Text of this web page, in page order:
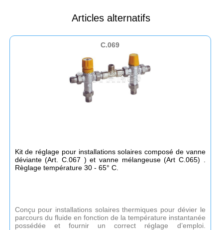
Articles alternatifs
C.069
Kit de réglage pour installations solaires composé de vanne
déviante (Art. C.067 ) et vanne mélangeuse (Art C.065) .
Règlage température 30 - 65° C.
Conçu pour installations solaires thermiques pour dévier le
parcours du fluide en fonction de la température instantanée
possédée et fournir un correct réglage d’emploi.